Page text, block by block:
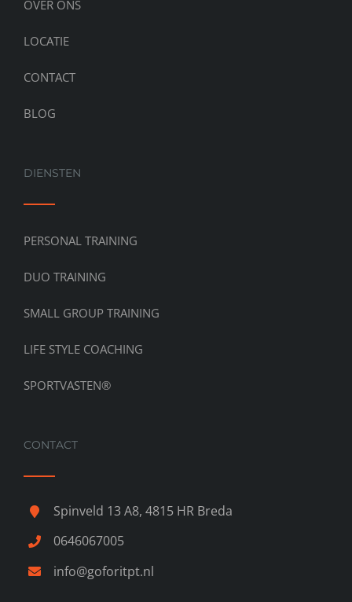
OVER ONS
LOCATIE
CONTACT
BLOG
DIENSTEN
PERSONAL TRAINING
DUO TRAINING
SMALL GROUP TRAINING
LIFE STYLE COACHING
SPORTVASTEN®
CONTACT
Spinveld 13 A8, 4815 HR Breda
0646067005
info@goforitpt.nl